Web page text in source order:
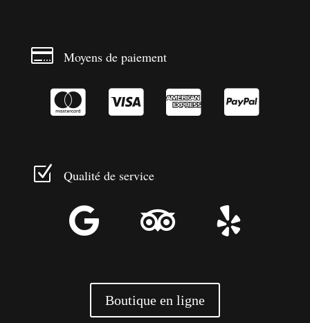
 Moyens de paiement
   
Z Qualité de service
  
Boutique en ligne